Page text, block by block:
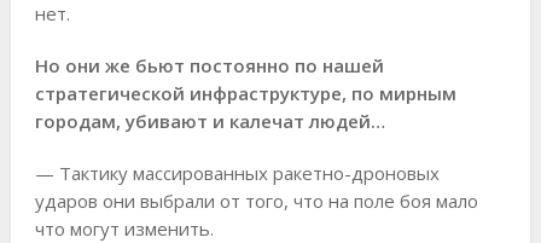
нет.
Но они же бьют постоянно по нашей
стратегической инфраструктуре, по мирным
городам, убивают и калечат людей…
— Тактику массированных ракетно-дроновых
ударов они выбрали от того, что на поле боя мало
что могут изменить.